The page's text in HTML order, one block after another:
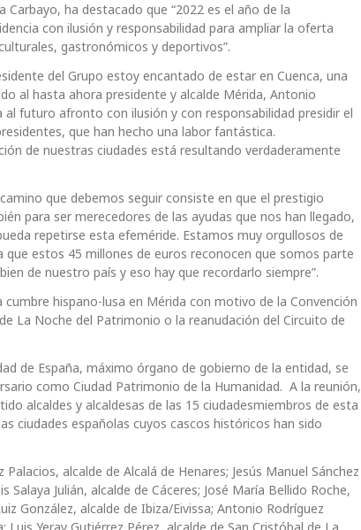
ha destacado que “2022 es el año de la
con ilusión y responsabilidad para ampliar la oferta
gastronómicos y deportivos”.
del Grupo estoy encantado de estar en Cuenca, una
al hasta ahora presidente y alcalde Mérida, Antonio
al futuro afronto con ilusión y con responsabilidad presidir el
que han hecho una labor fantástica.
de nuestras ciudades está resultando verdaderamente
que debemos seguir consiste en que el prestigio
para ser merecedores de las ayudas que nos han llegado,
repetirse esta efeméride. Estamos muy orgullosos de
estos 45 millones de euros reconocen que somos parte
de nuestro país y eso hay que recordarlo siempre”.
hispano-lusa en Mérida con motivo de la Convención
La Noche del Patrimonio o la reanudación del Circuito de
de España, máximo órgano de gobierno de la entidad, se
como Ciudad Patrimonio de la Humanidad. A la reunión,
alcaldes y alcaldesas de las 15 ciudadesmiembros de esta
ciudades españolas cuyos cascos históricos han sido
alcalde de Alcalá de Henares; Jesús Manuel Sánchez
Julián, alcalde de Cáceres; José María Bellido Roche,
González, alcalde de Ibiza/Eivissa; Antonio Rodríguez